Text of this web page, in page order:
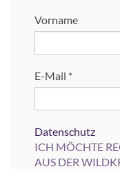
Vorname
E-Mail *
Datenschutz
ICH MÖCHTE
AUS DER